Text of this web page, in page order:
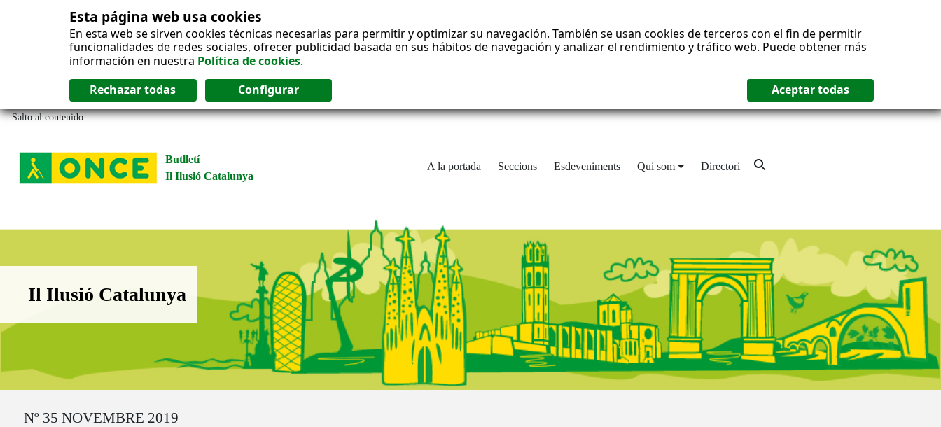
Esta página web usa cookies
En esta web se sirven cookies técnicas necesarias para permitir y optimizar su navegación. También se usan cookies de terceros con el fin de permitir
funcionalidades de redes sociales, ofrecer publicidad basada en sus hábitos de navegación y analizar el rendimiento y tráfico web. Puede obtener más
información en nuestra Política de cookies.
Salto al contenido
Butlletí
Il Ilusió Catalunya
A la portada Seccions Esdeveniments Qui som Directori
Boletín Il·lusió Catalunya
Il Ilusió Catalunya
Nº 35 NOVEMBRE 2019